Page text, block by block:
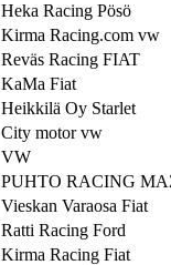
Heka Racing Pösö
Kirma Racing.com vw
Reväs Racing FIAT
KaMa Fiat
Heikkilä Oy Starlet
City motor vw
VW
PUHTO RACING
Vieskan Varaosa Fiat
Ratti Racing Ford
Kirma Racing Fiat